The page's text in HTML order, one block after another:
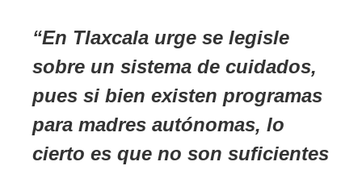
En Tlaxcala urge se legisle
sobre un sistema de cuidados,
pues si bien existen programas
para madres autónomas, lo
cierto es que no son suficientes